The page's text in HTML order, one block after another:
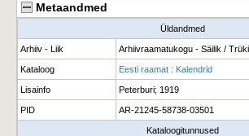
Metaandmed
Üldandmed
Arhiiv - Liik Arhiivraamatukogu - Säilik /
Kataloog Eesti raamat : Kalendrid
Lisainfo Peterburi; 1919
PID AR-21245-58738-03501
Kataloogitunnused